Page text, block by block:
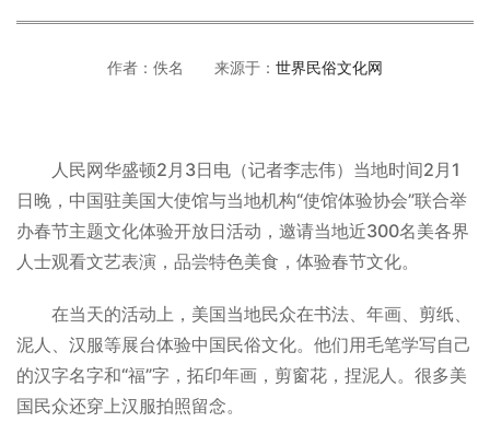
作者：佚名 来源于： 世界民俗文化网
人民网华盛顿2月3日电（记者李志伟）当地时间2月1
日晚，中国驻美国大使馆与当地机构“使馆体验协会”联合举
办春节主题文化体验开放日活动，邀请当地近300名美各界
人士观看文艺表演，品尝特色美食，体验春节文化。
在当天的活动上，美国当地民众在书法、年画、剪纸、
泥人、汉服等展台体验中国民俗文化。他们用毛笔学写自己
的汉字名字和“福”字，拓印年画，剪窗花，捏泥人。很多美
国民众还穿上汉服拍照留念。